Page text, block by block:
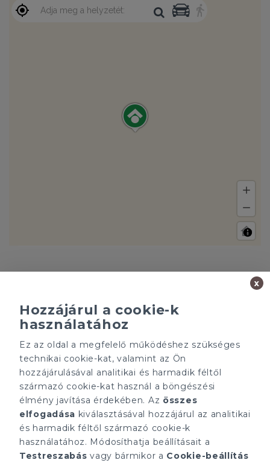
Minden ügynökségnek saját tulajdonosa van és önállóan
működik.
ÁRFOLYAM 06/08/2026
EUR 363.03 HUF
Gruppo T.F.M. Szolgáltató
Zrt.
Rólunk
ELÉRHETŐSÉGEINK
tecnocasa.hu
Gruppo T.F.M. Szolgáltató
Zrt.
Hozzájárul a cookie-k
használatához
Ez az oldal a megfelelő működéshez szükséges
technikai cookie-kat, valamint az Ön
hozzájárulásával analitikai és harmadik féltől
származó cookie-kat használ a böngészési
élmény javítása érdekében. Az összes
elfogadása kiválasztásával hozzájárul az analitikai
és harmadik féltől származó cookie-k
használatához. Módosíthatja beállításait a
Testreszabás vagy bármikor a Cookie-beállítás
x